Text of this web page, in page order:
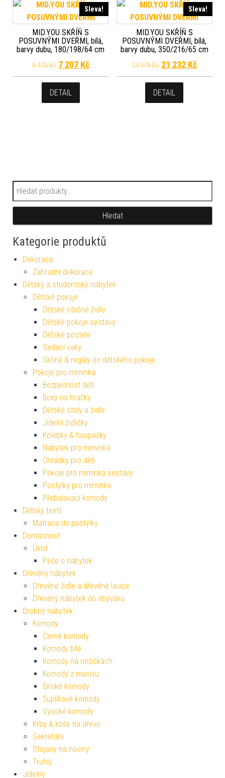
Sleva!
MID.YOU SKŘÍŇ S
POSUVNÝMI DVEŘMI, bílá,
barvy dubu, 180/198/64 cm
8 479Kč Původní cena byla: 8 479 Kč.
7 207 KčAktuální cena je: 7 207 Kč.
DETAIL
Sleva!
MID.YOU SKŘÍŇ S
POSUVNÝMI DVEŘMI, bílá,
barvy dubu, 350/216/65 cm
24 979Kč Původní cena
21 232 Kč
DETAIL
Hledat:
Hledat
Kategorie produktů
Dekorace
Zahradní dekorace
Dětský a studentský nábytek
Dětské pokoje
Dětské otočné židle
Dětské pokoje sestavy
Dětské postele
Sedací vaky
Skříně & regály do dětského pokoje
Pokoje pro miminka
Bezpečnost dětí
Boxy na hračky
Dětské stoly a židle
Jídelní židličky
Kolébky & houpačky
Nábytek pro miminka
Ohrádky pro děti
Pokoje pro miminka sestavy
Postýlky pro miminka
Přebalovací komody
Dětský textil
Matrace do postýlky
Domácnost
Úklid
Péče o nábytek
Dřevěný nábytek
Dřevěné židle a dřevěné lavice
Dřevěný nábytek do obýváku
Drobný nábytek
Komody
Černé komody
Komody bílé
Komody na nožičkách
Komody z masivu
Široké komody
Šuplíkové komody
Vysoké komody
Krby & koše na dřevo
Sekretáře
Stojany na noviny
Truhly
Jídelny